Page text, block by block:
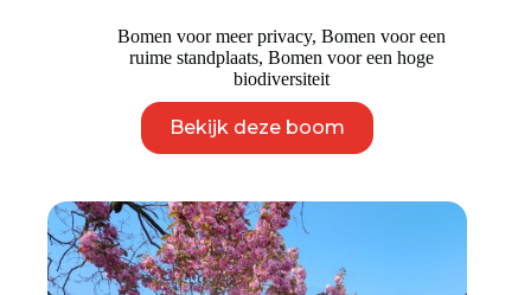
Bomen voor meer privacy, Bomen voor een
ruime standplaats, Bomen voor een hoge
biodiversiteit
Bekijk deze boom
product
heeft
Deze
optie
kan
gekozen